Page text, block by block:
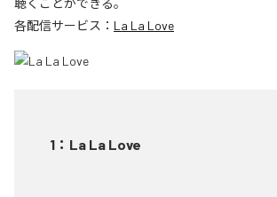
聴くことができる。
各配信サービス： La La Love
1 ： La La Love